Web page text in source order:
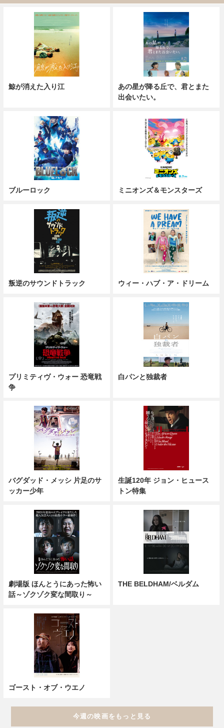
鯨が消えた入り江
あの星が降る丘で、君とまた
出会いたい。
ブルーロック ミニオンズ＆モンスターズ
叛逆のサウンドトラック ウィー・ハブ・ア・ドリーム
プリミティヴ・ウォー 恐竜戦
争
白パンと独裁者
バグダッド・メッシ 片足のサ
ッカー少年
生誕120年 ジョン・ヒュース
トン特集
劇場版 ほんとうにあった怖い
話～ゾクゾク変な間取り～
THE BELDHAM/ベルダム
ゴースト・オブ・ウエノ
今週の映画をもっと見る